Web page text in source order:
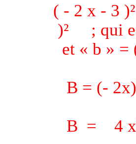
( - 2 x - 3 )²
)²
; qui
et « b » =
B = (-
B = 4